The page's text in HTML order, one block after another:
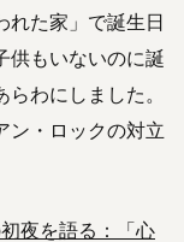
れた家」で誕生日
供もいないのに誕
わにしました。
ン・ロックの対立
夜を語る：「心